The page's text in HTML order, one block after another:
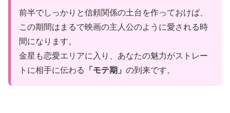
前半でしっかりと信頼関係の土台を作っておけば、
この期間はまるで映画の主人公のように愛される時
間になります。
金星も恋愛エリアに入り、あなたの魅力がストレー
トに相手に伝わる
「モテ期」 の到来です。